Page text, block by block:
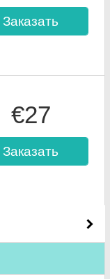
Заказать
€27
Заказать